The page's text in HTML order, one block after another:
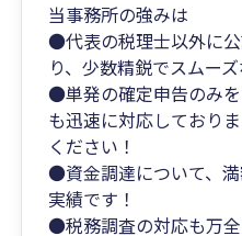
当事務所の強みは
●代表の税理士以外に
り、少数精鋭でスムー
●単発の確定申告のみ
も迅速に対応しており
ください！
●資金調達について、
実績です！
●税務調査の対応も万全